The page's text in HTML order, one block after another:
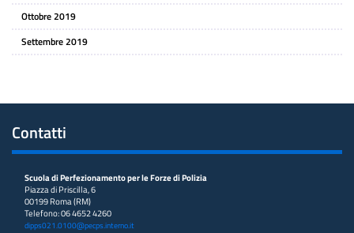
Ottobre 2019
Settembre 2019
Contatti
Scuola di Perfezionamento per le Forze di Polizia
Piazza di Priscilla, 6
00199 Roma (RM)
Telefono: 06 4652 4260
dipps021.0100@pecps.interno.it